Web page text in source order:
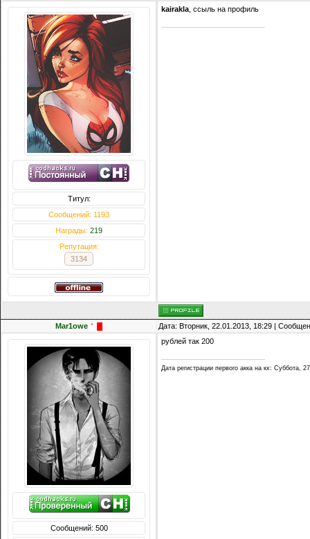
Титул:
Сообщений: 1193
Награды: 219
Репутация:
3134
kairakla , ссыль на профиль
Mar1owe Дата: Вторник, 22.01.2013, 18:29 |
Сообщений: 500
рублей так 200
Дата регистрации первого акка на кх: Суббота,